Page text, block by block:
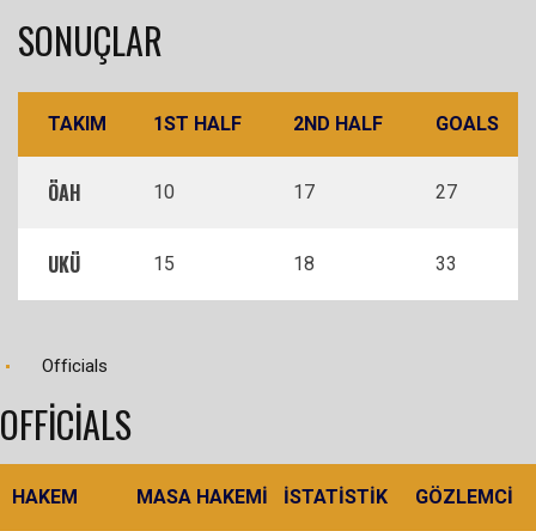
SONUÇLAR
TAKIM 1ST HALF 2ND HALF GOALS
ÖAH 10 17 27
UKÜ 15 18 33
Officials
OFFICIALS
HAKEM MASA HAKEMİ İSTATİSTİK GÖZLEMCİ